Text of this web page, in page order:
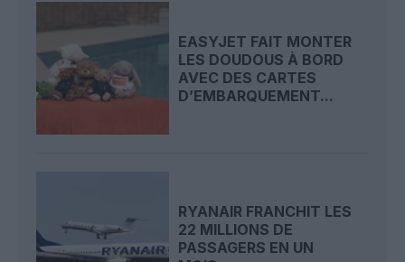
EASYJET FAIT MONTER
LES DOUDOUS À BORD
AVEC DES CARTES
D’EMBARQUEMENT...
RYANAIR FRANCHIT LES
22 MILLIONS DE
PASSAGERS EN UN